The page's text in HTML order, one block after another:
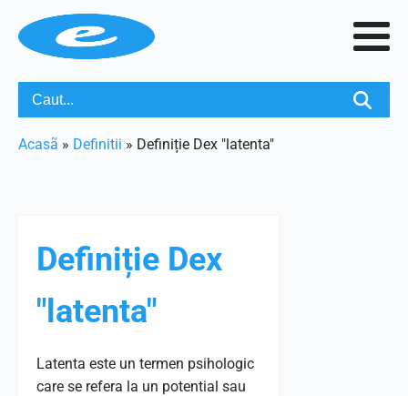
Acasã » Definitii » Definiție Dex "latenta"
Definiție Dex
"latenta"
Latenta este un termen psihologic
care se refera la un potential sau